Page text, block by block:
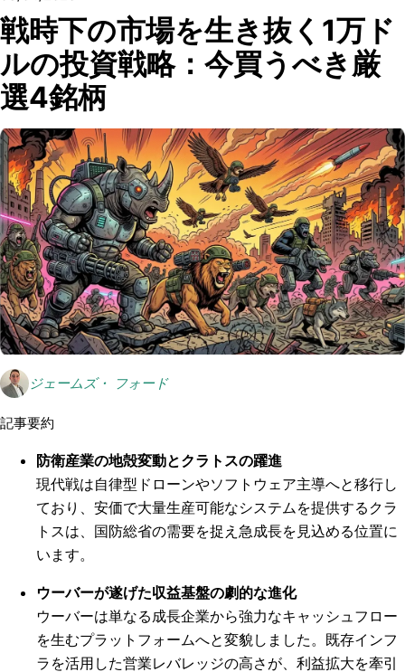
戦時下の市場を生き抜く1万ド
ルの投資戦略：今買うべき厳
選4銘柄
ジェームズ・ フォード
記事要約
防衛産業の地殻変動とクラトスの躍進
現代戦は自律型ドローンやソフトウェア主導へと移行し
ており、安価で大量生産可能なシステムを提供するクラ
トスは、国防総省の需要を捉え急成長を見込める位置に
います。
ウーバーが遂げた収益基盤の劇的な進化
ウーバーは単なる成長企業から強力なキャッシュフロー
を生むプラットフォームへと変貌しました。既存インフ
ラを活用した営業レバレッジの高さが、利益拡大を牽引